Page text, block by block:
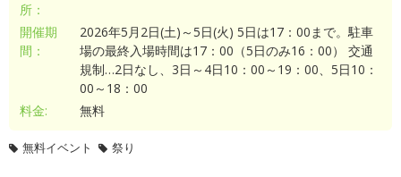
所：
開催期
間：
2026年5月2日(土)～5日(火) 5日は17：00まで。駐車
場の最終入場時間は17：00（5日のみ16：00） 交通
規制…2日なし、3日～4日10：00～19：00、5日10：
00～18：00
料金:
無料
無料イベント 祭り